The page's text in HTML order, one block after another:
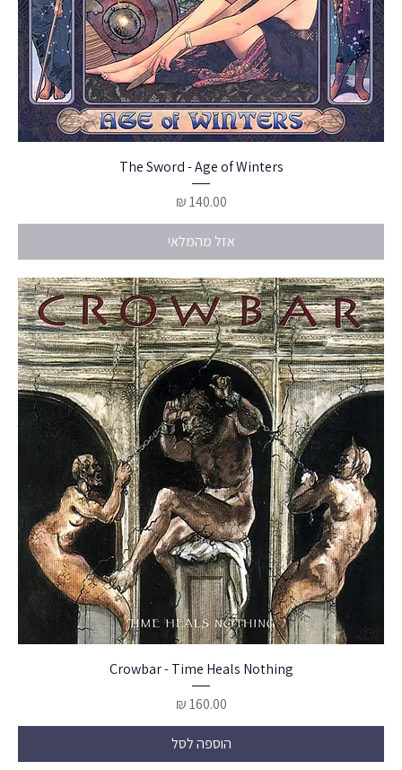
The Sword - Age of Winters
מחיר
אזל מהמלאי
Crowbar - Time Heals Nothing
מחיר
הוספה לסל